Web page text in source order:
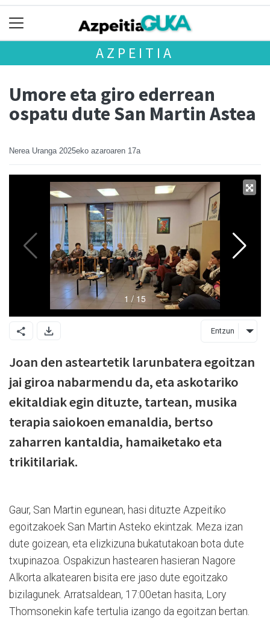
AZPEITIA
Umore eta giro ederrean
ospatu dute San Martin Astea
Nerea Uranga 2025eko azaroaren 17a
Entzun
Joan den asteartetik larunbatera egoitzan
jai giroa nabarmendu da, eta askotariko
ekitaldiak egin dituzte, tartean, musika
terapia saiokoen emanaldia, bertso
zaharren kantaldia, hamaiketako eta
trikitilariak.
Gaur, San Martin egunean, hasi dituzte Azpeitiko
egoitzakoek San Martin Asteko ekintzak. Meza izan
dute goizean, eta elizkizuna bukatutakoan bota dute
txupinazoa. Ospakizun hastearen hasieran Nagore
Alkorta alkatearen bisita ere jaso dute egoitzako
bizilagunek. Arratsaldean, 17:00etan hasita, Lory
Thomsonekin kafe tertulia izango da egoitzan bertan.